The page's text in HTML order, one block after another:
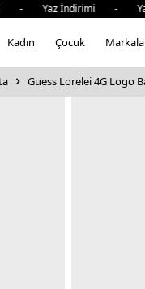
İndirimi -
Kadın Çocuk
Guess Lorelei 4G Logo